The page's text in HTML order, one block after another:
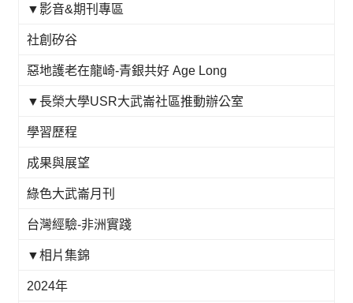
▼影音&期刊專區
社創矽谷
惡地護老在龍崎-青銀共好 Age Long
▼長榮大學USR大武崙社區推動辦公室
學習歷程
成果與展望
綠色大武崙月刊
台灣經驗-非洲實踐
▼相片集錦
2024年